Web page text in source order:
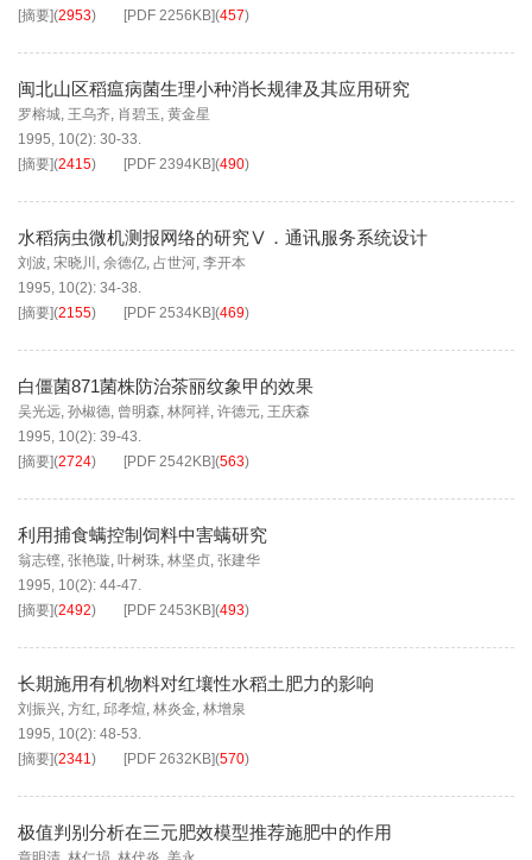
[摘要](2953) [PDF 2256KB](457)
闽北山区稻瘟病菌生理小种消长规律及其应用研究
罗榕城, 王乌齐, 肖碧玉, 黄金星
1995, 10(2): 30-33.
[摘要](2415) [PDF 2394KB](490)
水稻病虫微机测报网络的研究Ⅴ．通讯服务系统设计
刘波, 宋晓川 , 余德亿, 占世河, 李开本
1995, 10(2): 34-38.
[摘要](2155) [PDF 2534KB](469)
白僵菌871菌株防治茶丽纹象甲的效果
吴光远, 孙椒德, 曾明森, 林阿祥, 许德元, 王庆森
1995, 10(2): 39-43.
[摘要](2724) [PDF 2542KB](563)
利用捕食螨控制饲料中害螨研究
翁志铿, 张艳璇, 叶树珠, 林坚贞, 张建华
1995, 10(2): 44-47.
[摘要](2492) [PDF 2453KB](493)
长期施用有机物料对红壤性水稻土肥力的影响
刘振兴, 方红, 邱孝煊, 林炎金, 林增泉
1995, 10(2): 48-53.
[摘要](2341) [PDF 2632KB](570)
极值判别分析在三元肥效模型推荐施肥中的作用